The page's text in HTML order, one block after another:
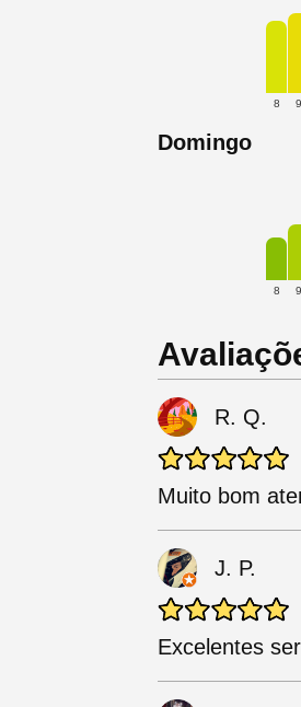
8 9
Domingo
8 9
R. Q.
Muito bom
J. P.
Excelentes